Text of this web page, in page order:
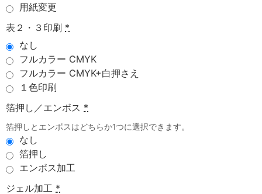
用紙変更
表２・３印刷 *
なし
フルカラー CMYK
フルカラー CMYK+白押さえ
１色印刷
箔押し／エンボス *
箔押しとエンボスはどちらか1つに選択できます。
なし
箔押し
エンボス加工
ジェル加工 *